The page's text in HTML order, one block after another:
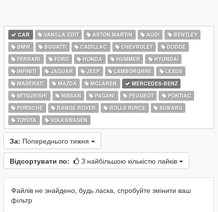
CAR VANILLA EDIT ASTON MARTIN AUDI
BENTLEY
BMW
BUGATTI CADILLAC CHEVROLET
DODGE
FERRARI
FORD HONDA HUMMER
HYUNDAI
INFINITI
JAGUAR JEEP LAMBORGHINI
LEXUS
MASERATI
MAZDA MCLAREN
MERCEDES-BENZ
MITSUBISHI
NISSAN PAGANI PEUGEOT
PONTIAC
PORSCHE
RANGE ROVER ROLLS ROYCE
SUBARU
TOYOTA
VOLKSWAGEN
За: Попереднього тижня
Відсортувати по: З найбільшою кількістю лайків
Файлів не знайдено, будь ласка, спробуйте змінити ваш
фільтр